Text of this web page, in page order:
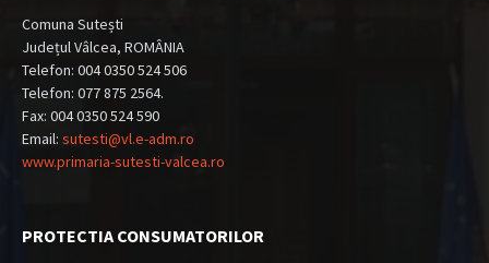
Comuna Sutești
Județul Vâlcea, ROMÂNIA
Telefon: 004 0350 524 506
Telefon: 077 875 2564.
Fax: 004 0350 524 590
Email: sutesti@vl.e-adm.ro
www.primaria-sutesti-valcea.ro
PROTECTIA CONSUMATORILOR